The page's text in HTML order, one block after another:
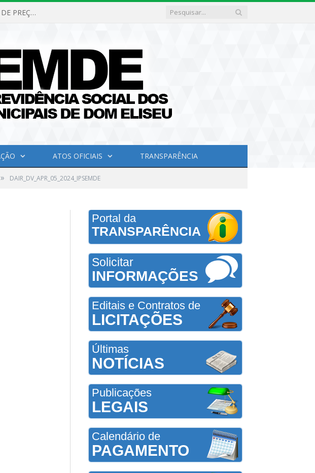
PREGÃO ELETRÔNICO Nº 02/2026-IPSEMDE (REGISTRO DE PREÇOS PARA FUTURA E EVENTUAL AQUISIÇÃO DE MATERIAL DE LIMPEZA E GÊNEROS ALIMENTÍCIOS PARA ATENDER AS NECESSIDADES DO INSTITUTO DE PREVIDÊNCIA SOCIAL DOS SERVIDORES MUNICIPAIS DE DOM ELISEU.)
ATOS OFICIAIS TRANSPARÊNCIA
» DAIR_DV_APR_05_2024_IPSEMDE
Portal da
TRANSPARÊNCIA
Solicitar
INFORMAÇÕES
Editais e Contratos de
LICITAÇÕES
Últimas
NOTÍCIAS
Publicações
LEGAIS
Calendário de
PAGAMENTO